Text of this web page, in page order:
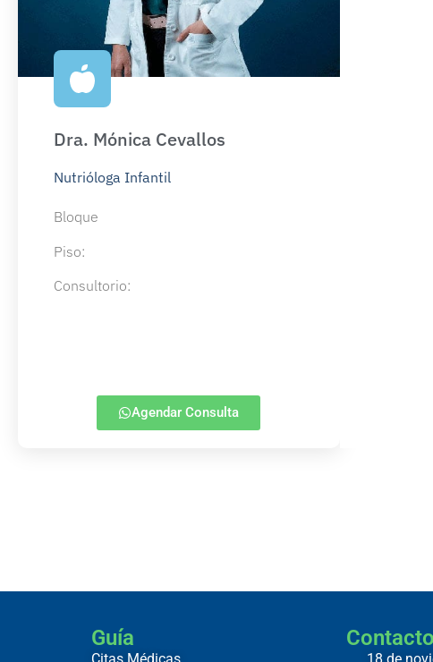
Dra. Mónica Cevallos
Nutrióloga Infantil
Bloque
Piso:
Consultorio:
Agendar Consulta
Guía Contacto